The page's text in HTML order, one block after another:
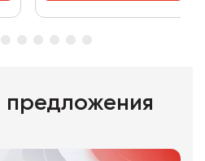
предложения